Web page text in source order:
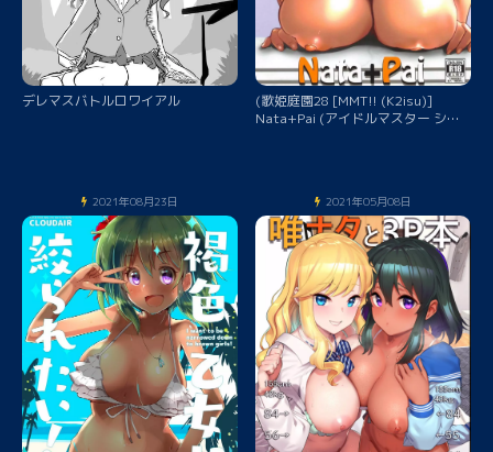
デレマスバトルロワイアル
(歌姫庭園28 [MMT!! (K2isu)]
Nata+Pai (アイドルマスター シン
2021年08月23日 2021年05月08日